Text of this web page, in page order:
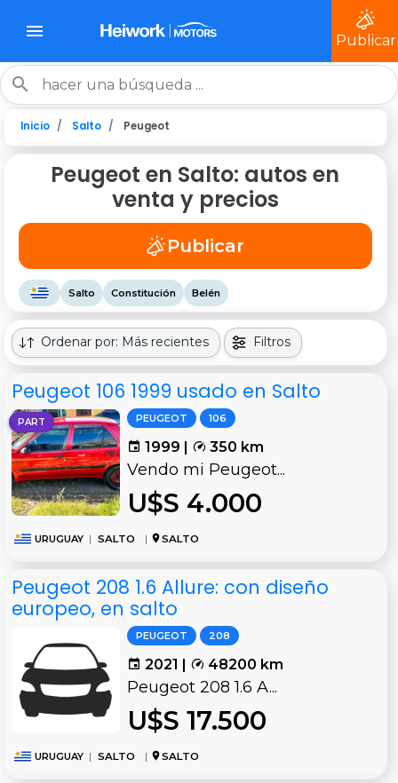
Publicar
Inicio Salto Peugeot
Peugeot en Salto: autos en
venta y precios
Publicar
Salto Constitución Belén
Ordenar por: Más recientes Filtros
Peugeot 106 1999 usado en Salto
PART PEUGEOT 106
1999 | 350 km
Vendo mi Peugeot...
U$S 4.000
URUGUAY | SALTO | SALTO
Peugeot 208 1.6 Allure: con diseño
europeo, en salto
PEUGEOT 208
2021 | 48200 km
Peugeot 208 1.6 A...
U$S 17.500
URUGUAY | SALTO | SALTO